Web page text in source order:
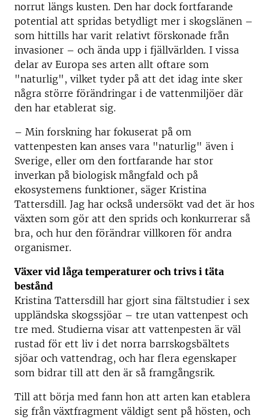
norrut längs kusten. Den har dock fortfarande
potential att spridas betydligt mer i skogslänen –
som hittills har varit relativt förskonade från
invasioner – och ända upp i fjällvärlden. I vissa
delar av Europa ses arten allt oftare som
"naturlig", vilket tyder på att det idag inte sker
några större förändringar i de vattenmiljöer där
den har etablerat sig.
– Min forskning har fokuserat på om
vattenpesten kan anses vara "naturlig" även i
Sverige, eller om den fortfarande har stor
inverkan på biologisk mångfald och på
ekosystemens funktioner, säger Kristina
Tattersdill. Jag har också undersökt vad det är hos
växten som gör att den sprids och konkurrerar så
bra, och hur den förändrar villkoren för andra
organismer.
Växer vid låga temperaturer och trivs i täta
bestånd
Kristina Tattersdill har gjort sina fältstudier i sex
uppländska skogssjöar – tre utan vattenpest och
tre med. Studierna visar att vattenpesten är väl
rustad för ett liv i det norra barrskogsbältets
sjöar och vattendrag, och har flera egenskaper
som bidrar till att den är så framgångsrik.
Till att börja med fann hon att arten kan etablera
sig från växtfragment väldigt sent på hösten, och